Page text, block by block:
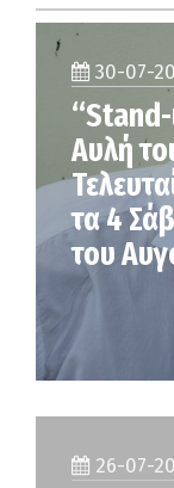
30-07-
Αυλή
τα 4
του
26-07-